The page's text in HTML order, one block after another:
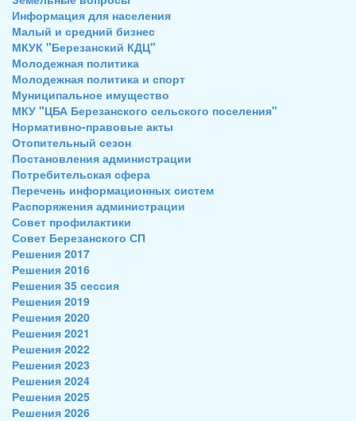
Информация для населения
Малый и средний бизнес
МКУК "Березанский КДЦ"
Молодежная политика
Молодежная политика и спорт
Муниципальное имущество
МКУ "ЦБА Березанского сельского поселения"
Нормативно-правовые акты
Отопительный сезон
Постановления администрации
Потребительская сфера
Перечень информационных систем
Распоряжения администрации
Совет профилактики
Совет Березанского СП
Решения 2017
Решения 2016
Решения 35 сессия
Решения 2019
Решения 2020
Решения 2021
Решения 2022
Решения 2023
Решения 2024
Решения 2025
Решения 2026